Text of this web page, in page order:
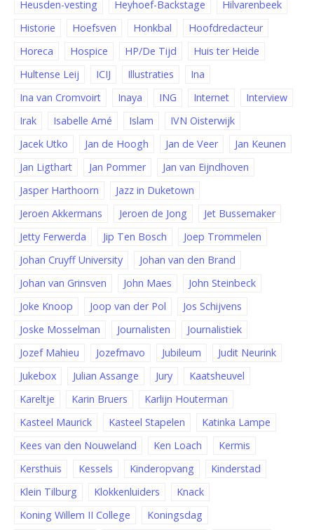
Heusden-vesting
Heyhoef-Backstage
Hilvarenbeek
Historie
Hoefsven Honkbal
Hoofdredacteur
Horeca
Hospice HP/De Tijd
Huis ter Heide
Hultense Leij
ICIJ Illustraties
Ina
Ina van Cromvoirt
Inaya ING Internet
Interview
Irak
Isabelle Amé Islam
IVN Oisterwijk
Jacek Utko
Jan de Hoogh Jan de Veer
Jan Keunen
Jan Ligthart
Jan Pommer
Jan van Eijndhoven
Jasper Harthoorn
Jazz in Duketown
Jeroen Akkermans
Jeroen de Jong
Jet Bussemaker
Jetty Ferwerda
Jip Ten Bosch
Joep Trommelen
Johan Cruyff University
Johan van den Brand
Johan van Grinsven
John Maes
John Steinbeck
Joke Knoop
Joop van der Pol
Jos Schijvens
Joske Mosselman
Journalisten
Journalistiek
Jozef Mahieu
Jozefmavo Jubileum
Judit Neurink
Jukebox
Julian Assange Jury
Kaatsheuvel
Kareltje
Karin Bruers
Karlijn Houterman
Kasteel Maurick
Kasteel Stapelen
Katinka Lampe
Kees van den Nouweland
Ken Loach
Kermis
Kersthuis
Kessels Kinderopvang
Kinderstad
Klein Tilburg
Klokkenluiders
Knack
Koning Willem II College
Koningsdag